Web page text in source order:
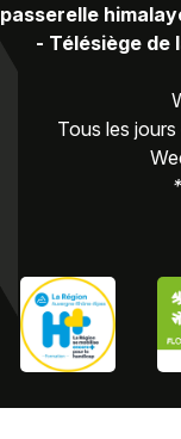
passerelle
- Télésiège de
Tous les